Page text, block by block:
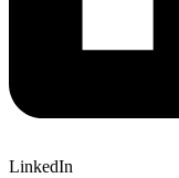
LinkedIn